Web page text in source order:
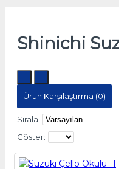
Shinichi
Ürün Karşılaştırma (0)
Sırala:
Göster: